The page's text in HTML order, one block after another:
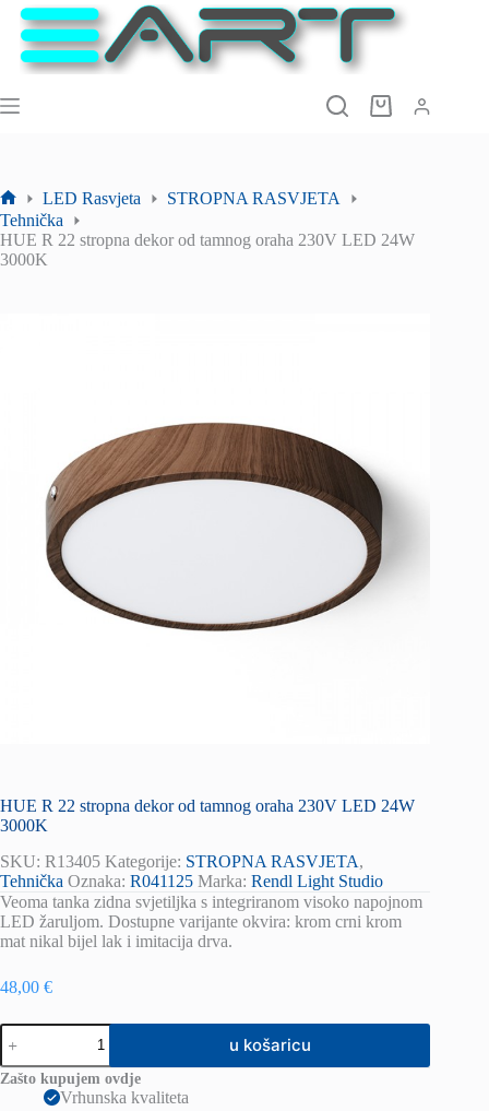
Preskoči
sadržaj
Košarica
Početna
stranica
LED Rasvjeta
STROPNA RASVJETA
Tehnička
HUE R 22 stropna dekor od tamnog oraha 230V LED 24W
3000K
HUE R 22 stropna dekor od tamnog oraha 230V LED 24W
3000K
SKU: R13405 Kategorije: STROPNA RASVJETA,
Tehnička Oznaka: R041125 Marka: Rendl Light Studio
Veoma tanka zidna svjetiljka s integriranom visoko napojnom
LED žaruljom. Dostupne varijante okvira: krom crni krom
mat nikal bijel lak i imitacija drva.
48,00 €
HUE
R
22
stropna
u košaricu
Zašto kupujem ovdje
Vrhunska kvaliteta